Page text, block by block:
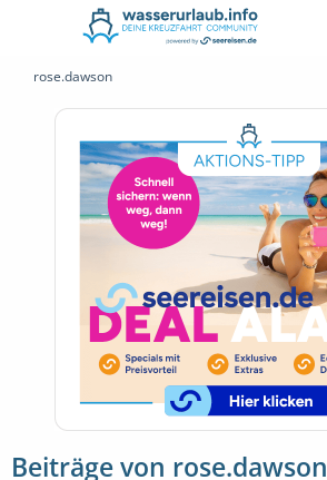
rose.dawson
Beiträge von rose.dawson